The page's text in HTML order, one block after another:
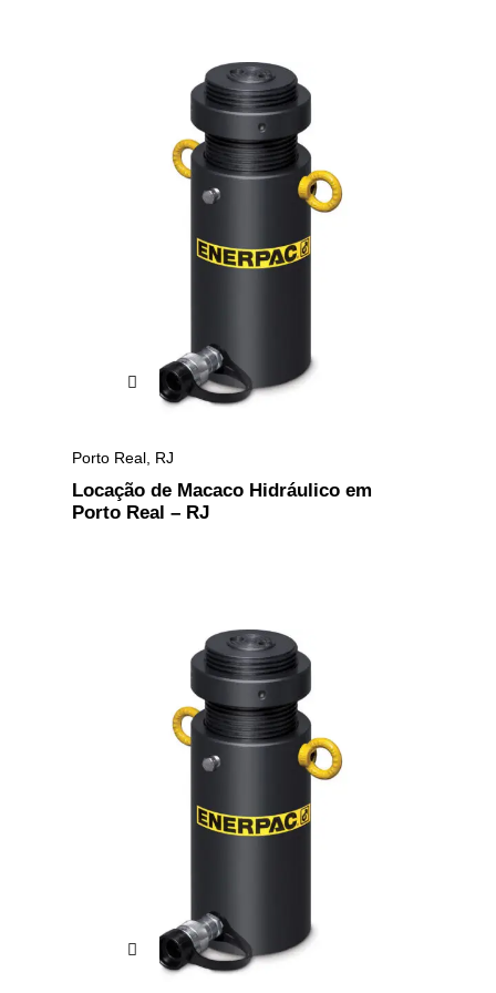
Porto Real RJ
Locação de Macaco Hidráulico em
Porto Real – RJ